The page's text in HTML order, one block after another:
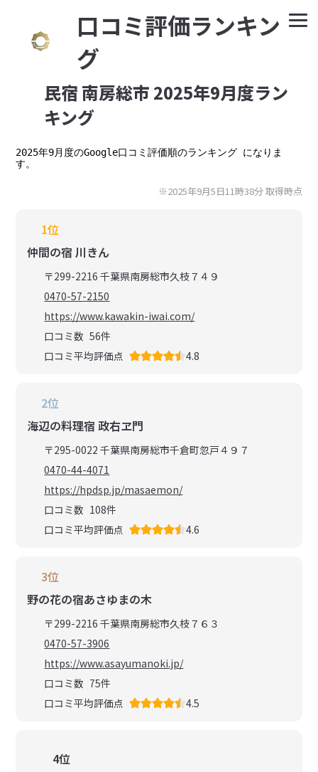
⼝コミ評価ランキン
グ
民宿 南房総市 2025年9月度ラン
キング
2025年9月度のGoogle口コミ評価順のランキング になりま
す。
※2025年9月5日11時38分 取得時点
1位
仲間の宿 川きん
〒299-2216 千葉県南房総市久枝７４９
0470-57-2150
https://www.kawakin-iwai.com/
口コミ数 56件
口コミ平均評価点
4.8
2位
海辺の料理宿 政右ヱ門
〒295-0022 千葉県南房総市千倉町忽戸４９７
0470-44-4071
https://hpdsp.jp/masaemon/
口コミ数 108件
口コミ平均評価点
4.6
3位
野の花の宿あさゆまの木
〒299-2216 千葉県南房総市久枝７６３
0470-57-3906
https://www.asayumanoki.jp/
口コミ数 75件
口コミ平均評価点
4.5
4位